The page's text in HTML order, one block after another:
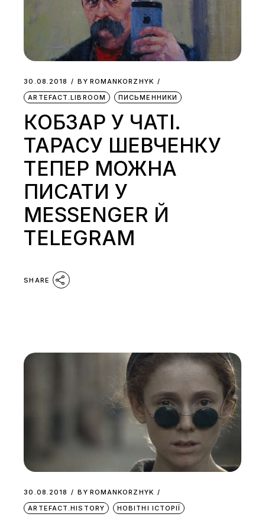
30.08.2018 BY ROMANKORZHYK
ARTEFACT.LIBROOM
ПИСЬМЕННИКИ
КОБЗАР У ЧАТІ.
ТАРАСУ ШЕВЧЕНКУ
ТЕПЕР МОЖНА
ПИСАТИ У
MESSENGER Й
TELEGRAM
SHARE
30.08.2018 BY ROMANKORZHYK
ARTEFACT.HISTORY
НОВІТНІ ІСТОРІЇ